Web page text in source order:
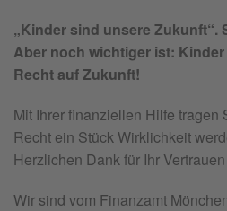
„Kinder sind unsere Zukunft“.
Aber noch wichtiger ist:
Recht auf Zukunft!
Mit Ihrer finanziellen Hilfe tragen
Recht ein Stück Wirklichkeit
Herzlichen Dank für Ihr
Wir sind vom Finanzamt